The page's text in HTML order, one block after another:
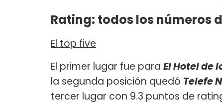
Rating: todos los números
El top five
El primer lugar fue para El Hotel de
la segunda posición quedó Telefe
tercer lugar con 9.3 puntos de